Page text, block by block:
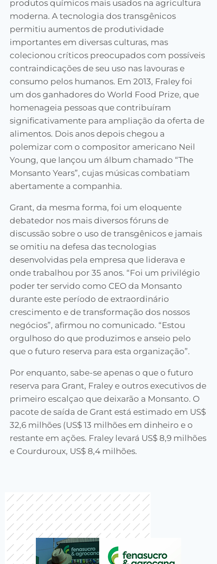
produtos químicos mais usados na agricultura
moderna. A tecnologia dos transgênicos
permitiu aumentos de produtividade
importantes em diversas culturas, mas
colecionou críticos preocupados com possíveis
contraindicações de seu uso nas lavouras e
consumo pelos humanos. Em 2013, Fraley foi
um dos ganhadores do World Food Prize, que
homenageia pessoas que contribuíram
significativamente para ampliação da oferta de
alimentos. Dois anos depois chegou a
polemizar com o compositor americano Neil
Young, que lançou um álbum chamado “The
Monsanto Years”, cujas músicas combatiam
abertamente a companhia.
Grant, da mesma forma, foi um eloquente
debatedor nos mais diversos fóruns de
discussão sobre o uso de transgênicos e jamais
se omitiu na defesa das tecnologias
desenvolvidas pela empresa que liderava e
onde trabalhou por 35 anos. “Foi um privilégio
poder ter servido como CEO da Monsanto
durante este período de extraordinário
crescimento e de transformação dos nossos
negócios”, afirmou no comunicado. “Estou
orgulhoso do que produzimos e anseio pelo
que o futuro reserva para esta organização”.
Por enquanto, sabe-se apenas o que o futuro
reserva para Grant, Fraley e outros executivos de
primeiro escalçao que deixarão a Monsanto. O
pacote de saída de Grant está estimado em US$
32,6 milhões (US$ 13 milhões em dinheiro e o
restante em ações. Fraley levará US$ 8,9 milhões
e Courduroux, US$ 8,4 milhões.